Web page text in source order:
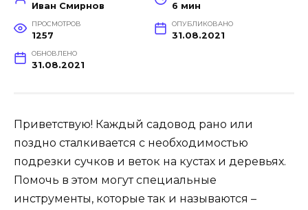
Иван Смирнов 6 мин
ПРОСМОТРОВ
1257
ОПУБЛИКОВАНО
31.08.2021
ОБНОВЛЕНО
31.08.2021
Приветствую! Каждый садовод рано или
поздно сталкивается с необходимостью
подрезки сучков и веток на кустах и деревьях.
Помочь в этом могут специальные
инструменты, которые так и называются –